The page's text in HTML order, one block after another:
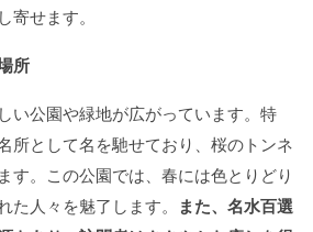
せます。
所
い公園や緑地が広がっています。特
所として名を馳せており、桜のトンネ
す。この公園では、春には色とりどり
人々を魅了します。
また、名水百選